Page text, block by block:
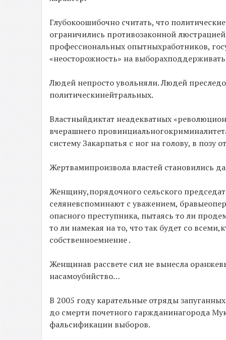
Глубокоошибочно считать, что
ограничились противозаконной
профессиональных опытныхработников,
«неосторожность» на
Людей непросто увольняли. Людей
политическинейтральных.
Властныйдиктат неадекватных
вчерашнего
систему Закарпатья с ног на голову, в позу
Жертвамипроизвола властей становились
Женщину,порядочного сельского
селяневспоминают с уважением,
опасного преступника, пытаясь то ли
то ли намекая на то, что так будет со
собственноемнение .
Женщинав рассвете сил не вынесла
насамоубийство…
В 2005 году карательные отряды
до смерти почетного гаржданинагорода
фальсификации выборов.